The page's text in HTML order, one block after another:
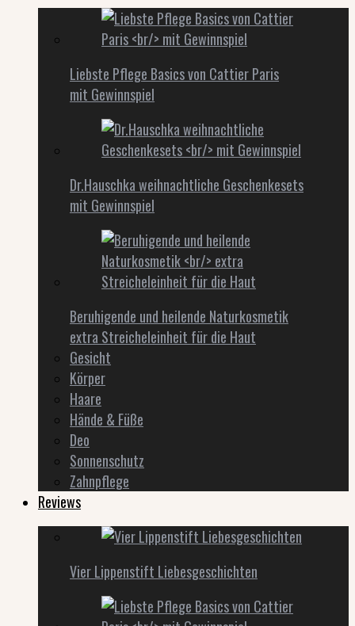
Liebste Pflege Basics von Cattier Paris
mit Gewinnspiel
Dr.Hauschka weihnachtliche Geschenkesets
mit Gewinnspiel
Beruhigende und heilende Naturkosmetik
extra Streicheleinheit für die Haut
Gesicht
Körper
Haare
Hände & Füße
Deo
Sonnenschutz
Zahnpflege
Reviews
Vier Lippenstift Liebesgeschichten